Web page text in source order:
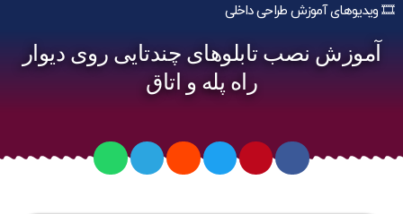
🎞️ ویدیوهای آموزش طراحی داخلی
آموزش نصب تابلوهای چندتایی روی دیوار
راه پله و اتاق